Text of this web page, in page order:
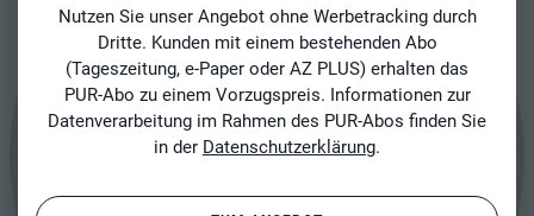
Nutzen Sie unser Angebot ohne Werbetracking durch
Dritte. Kunden mit einem bestehenden Abo
(Tageszeitung, e-Paper oder AZ PLUS) erhalten das
PUR-Abo zu einem Vorzugspreis. Informationen zur
Datenverarbeitung im Rahmen des PUR-Abos finden Sie
in der Datenschutzerklärung.